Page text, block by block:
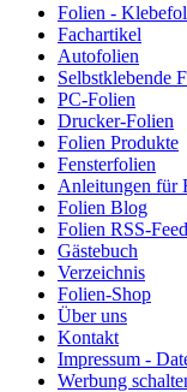
Folien -
Fachartikel
Autofolien
Selbstklebende
PC-Folien
Drucker-Folien
Folien Produkte
Fensterfolien
Anleitungen für
Folien Blog
Folien RSS-Feed
Gästebuch
Verzeichnis
Folien-Shop
Über uns
Kontakt
Impressum -
Werbung